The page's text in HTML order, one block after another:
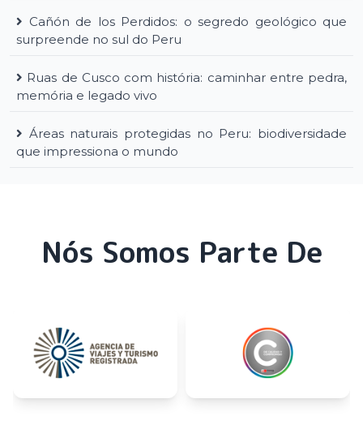
Cañón de los Perdidos: o segredo geológico que
surpreende no sul do Peru
Ruas de Cusco com história: caminhar entre pedra,
memória e legado vivo
Áreas naturais protegidas no Peru: biodiversidade
que impressiona o mundo
Nós Somos Parte De